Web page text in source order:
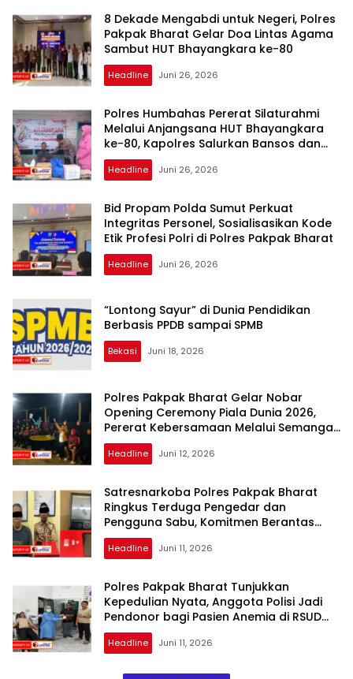
LIPUTANBERITA7.COM.8 Dekade Mengabdi untuk Negeri, Polres
Pakpak Bharat Gelar Doa Lintas Agama
Sambut HUT Bhayangkara ke-80
Headline Juni 26, 2026
Polres Humbahas Pererat Silaturahmi
Melalui Anjangsana HUT Bhayangkara
ke-80, Kapolres Salurkan Bansos dan
Layanan Kesehatan kepada Warga Sakit
Menahun
Headline Juni 26, 2026
Bid Propam Polda Sumut Perkuat
Integritas Personel, Sosialisasikan Kode
Etik Profesi Polri di Polres Pakpak Bharat
Headline Juni 26, 2026
“Lontong Sayur” di Dunia Pendidikan
Berbasis PPDB sampai SPMB
Bekasi Juni 18, 2026
Polres Pakpak Bharat Gelar Nobar
Opening Ceremony Piala Dunia 2026,
Pererat Kebersamaan Melalui Semangat
Sepak Bola Dunia
Headline Juni 12, 2026
Satresnarkoba Polres Pakpak Bharat
Ringkus Terduga Pengedar dan
Pengguna Sabu, Komitmen Berantas
Narkoba Terus Diperkuat
Headline Juni 11, 2026
Polres Pakpak Bharat Tunjukkan
Kepedulian Nyata, Anggota Polisi Jadi
Pendonor bagi Pasien Anemia di RSUD
Salak
Headline Juni 11, 2026